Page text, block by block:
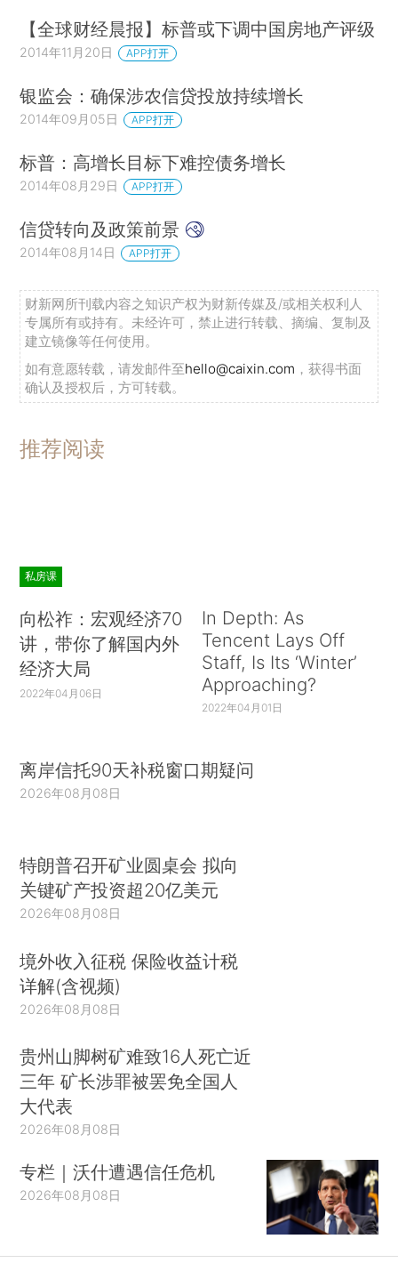
【全球财经晨报】标普或下调中国房地产评级
2014年11月20日 APP打开
银监会：确保涉农信贷投放持续增长
2014年09月05日 APP打开
标普：高增长目标下难控债务增长
2014年08月29日 APP打开
信贷转向及政策前景
2014年08月14日 APP打开
财新网所刊载内容之知识产权为财新传媒及/或相关权利人
专属所有或持有。未经许可，禁止进行转载、摘编、复制及
建立镜像等任何使用。
如有意愿转载，请发邮件至hello@caixin.com ，获得书面
确认及授权后，方可转载。
推荐阅读
私房课
向松祚：宏观经济70
讲，带你了解国内外
经济大局
2022年04月06日
In Depth: As
Tencent Lays Off
Staff, Is Its ‘Winter’
Approaching?
2022年04月01日
离岸信托90天补税窗口期疑问
2026年08月08日
特朗普召开矿业圆桌会 拟向
关键矿产投资超20亿美元
2026年08月08日
境外收入征税 保险收益计税
详解(含视频)
2026年08月08日
贵州山脚树矿难致16人死亡近
三年 矿长涉罪被罢免全国人
大代表
2026年08月08日
专栏｜沃什遭遇信任危机
2026年08月08日